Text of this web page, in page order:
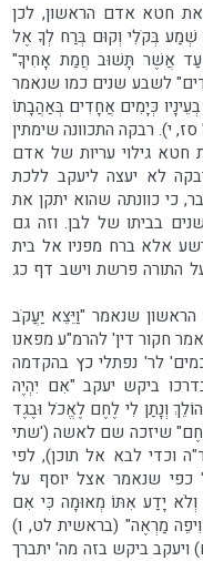
את חטא אדם הראשון, לכן
שְׁמַע בְּקֹלִי וְקוּם בְּרַח לְךָ אֶל
עַד אֲשֶׁר תָּשׁוּב חֲמַת אָחִיךָ"
לשבע שנים כמו שנאמר
כְּיָמִים אֲחָדִים בְּאַהֲבָתוֹ
י). רבקה התכוונה שימתין
גילוי עריות של אדם
לא יעצה ליעקב ללכת
כי כוונתה שהוא יתקן את
בביתו של לבן. וזה גם
אלא ברח מפניו אל בית
התורה פרשת וישב דף כג
שנאמר "וַיֵּצֵא יַעֲקֹב
חקור דין' להרמ"ע מפאנו
לר' נפתלי כץ בהקדמה
ביקש יעקב "אִם יִהְיֶה
וְנָתַן לִי לֶחֶם לֶאֱכֹל וּבֶגֶד
לֶחֶם" שיזכה שם לאשה ('שתי
וכדי לבא אל תוכן), לפי
שנאמר אצל יוסף על
יָדַע אִתּוֹ מְאוּמָה כִּי אִם
מַרְאֶה" (בראשית לט, ו)
ביקש בזה מה' יתברך